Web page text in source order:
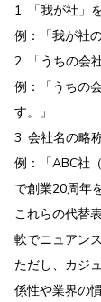
1. 「我が社」
例：「我が社
2. 「うちの会
例：「うちの
す。」
3. 会社名の略
例：「ABC社
で創業20周年
これらの代替
軟でニュアン
ただし、カジ
係性や業界の